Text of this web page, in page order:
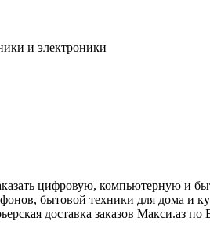
цифровую, компьютерную и
бытовой техники для дома и
доставка заказов Макси.аз